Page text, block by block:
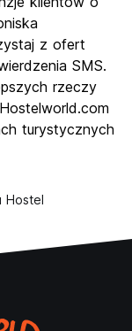
8.6
z ofert
SMS.
rzeczy
turystycznych
Hostel